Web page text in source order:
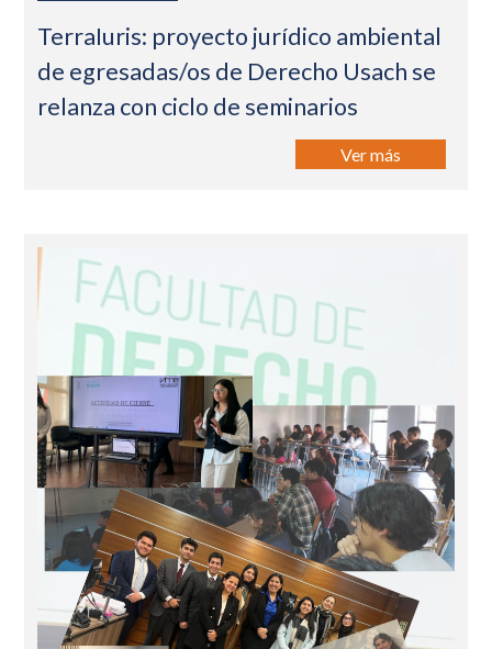
TerraIuris: proyecto jurídico ambiental
de egresadas/os de Derecho Usach se
relanza con ciclo de seminarios
Ver más